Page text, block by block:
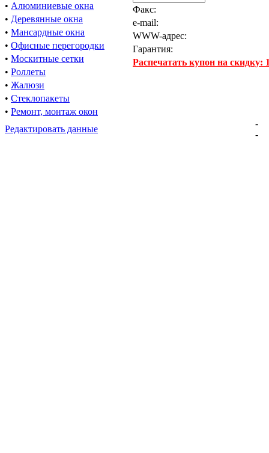
• Алюминиевые окна
• Деревянные окна
• Мансардные окна
• Офисные перегородки
• Москитные сетки
• Роллеты
• Жалюзи
• Стеклопакеты
• Ремонт, монтаж окон
Факс:
e-mail:
WWW-адрес:
Гарантия:
Распечатать купон на скидку:
Редактировать данные
-
-